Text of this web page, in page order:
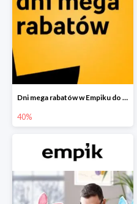
Dni mega rabatów w Empiku do -40%
40%